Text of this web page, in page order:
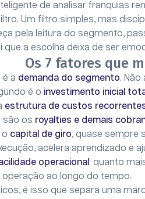
de analisar franquias
Um filtro simples, mas
pela leitura do segmento,
que a escolha deixa de ser
Os 7 fatores que
a demanda do segmento.
é o investimento inicial
estrutura de custos
são os royalties e demais
o capital de giro, quase sempre
acelera aprendizado e
operacional : quanto
ao longo do tempo.
é isso que separa uma